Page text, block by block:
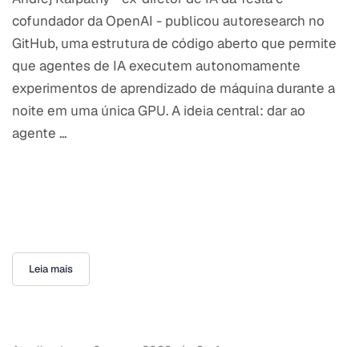
cofundador da OpenAI - publicou autoresearch no
GitHub, uma estrutura de código aberto que permite
que agentes de IA executem autonomamente
experimentos de aprendizado de máquina durante a
noite em uma única GPU. A ideia central: dar ao
agente ...
Leia mais